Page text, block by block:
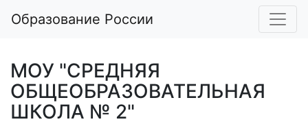
Образование России
МОУ "СРЕДНЯЯ
ОБЩЕОБРАЗОВАТЕЛЬНАЯ
ШКОЛА № 2"